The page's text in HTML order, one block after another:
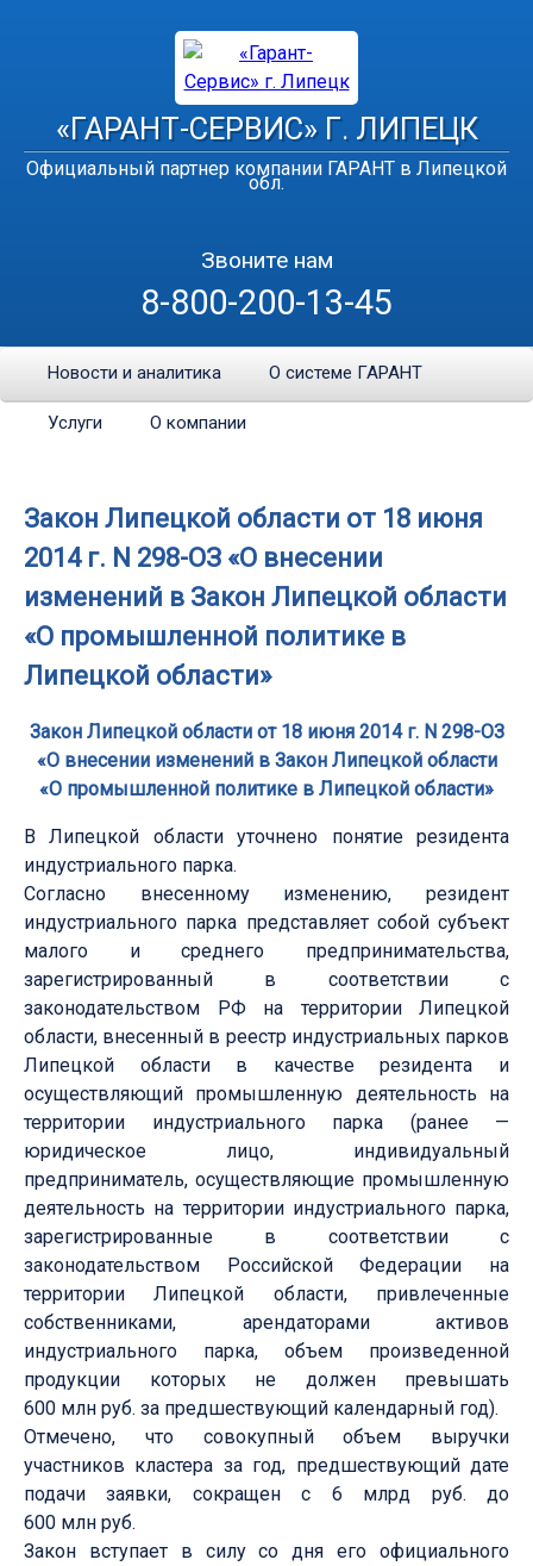
«ГАРАНТ-СЕРВИС» Г. ЛИПЕЦК
Официальный партнер компании ГАРАНТ в Липецкой
обл.
Звоните нам
8-800-200-13-45
Новости и аналитика О системе ГАРАНТ
Услуги О компании
Закон Липецкой области от 18 июня
2014 г. N 298-ОЗ «О внесении
изменений в Закон Липецкой области
«О промышленной политике в
Липецкой области»
Закон Липецкой области от 18 июня 2014 г. N 298-ОЗ
«О внесении изменений в Закон Липецкой области
«О промышленной политике в Липецкой области»
В Липецкой области уточнено понятие резидента
индустриального парка.
Согласно внесенному изменению, резидент
индустриального парка представляет собой субъект
малого и среднего предпринимательства,
зарегистрированный в соответствии с
законодательством РФ на территории Липецкой
области, внесенный в реестр индустриальных парков
Липецкой области в качестве резидента и
осуществляющий промышленную деятельность на
территории индустриального парка (ранее —
юридическое лицо, индивидуальный
предприниматель, осуществляющие промышленную
деятельность на территории индустриального парка,
зарегистрированные в соответствии с
законодательством Российской Федерации на
территории Липецкой области, привлеченные
собственниками, арендаторами активов
индустриального парка, объем произведенной
продукции которых не должен превышать
600 млн руб. за предшествующий календарный год).
Отмечено, что совокупный объем выручки
участников кластера за год, предшествующий дате
подачи заявки, сокращен с 6 млрд руб. до
600 млн руб.
Закон вступает в силу со дня его официального